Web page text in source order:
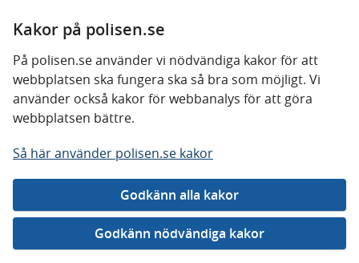
Kakor på polisen.se
På polisen.se använder vi nödvändiga kakor för att
webbplatsen ska fungera ska så bra som möjligt. Vi
använder också kakor för webbanalys för att göra
webbplatsen bättre.
Så här använder polisen.se kakor